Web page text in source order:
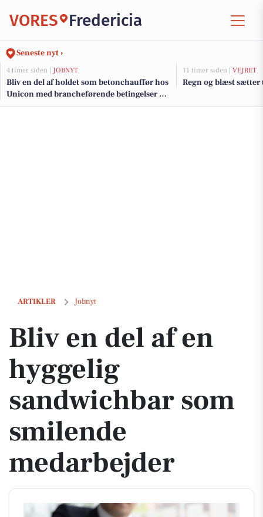
VORES Fredericia
Seneste nyt ›
4 timer siden | JOBNYT
Bliv en del af holdet som betonchauffør hos
Unicon med brancheførende betingelser og
karrieremuligheder
11 timer siden | VEJRET
Regn og blæst sætter
ARTIKLER Jobnyt
Bliv en del af en hyggelig sandwichbar som smilende medarbejder
Bliv en del af en
hyggelig
sandwichbar som
smilende
medarbejder